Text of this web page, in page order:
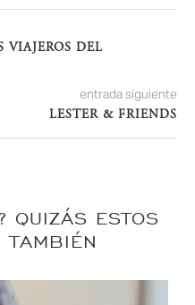
VIAJEROS DEL
entrada siguiente
LESTER & FRIENDS
QUIZÁS ESTOS
TAMBIÉN